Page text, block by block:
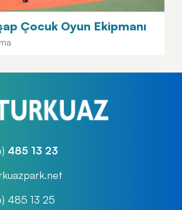
Çocuk Oyun Ekipmanı
485 13 23
485 13 25